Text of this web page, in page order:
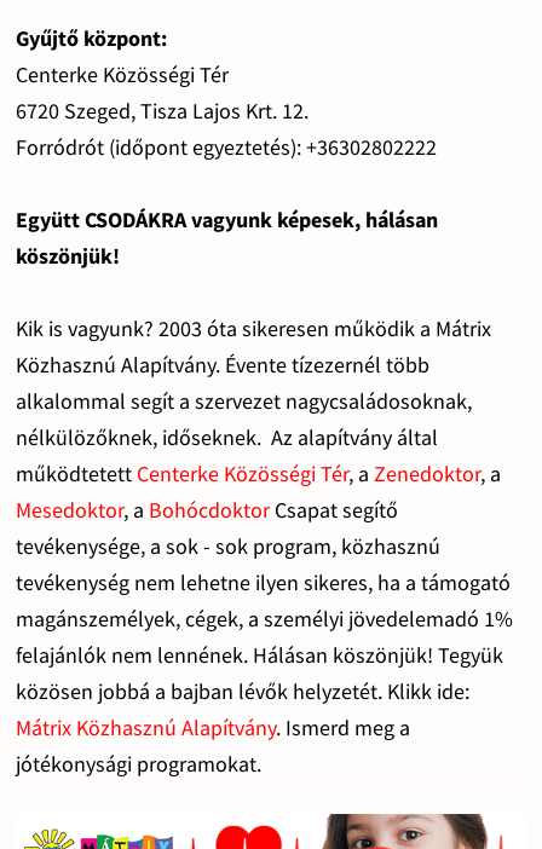
Gyűjtő központ:
Centerke Közösségi Tér
6720 Szeged, Tisza Lajos Krt. 12.
Forródrót (időpont egyeztetés): +36302802222
Együtt CSODÁKRA vagyunk képesek, hálásan
köszönjük!
Kik is vagyunk? 2003 óta sikeresen működik a Mátrix
Közhasznú Alapítvány. Évente tízezernél több
alkalommal segít a szervezet nagycsaládosoknak,
nélkülözőknek, időseknek. Az alapítvány által
működtetett Centerke Közösségi Tér, a Zenedoktor, a
Mesedoktor, a BohócdoktorCsapat segítő
tevékenysége, a sok - sok program, közhasznú
tevékenység nem lehetne ilyen sikeres, ha a támogató
magánszemélyek, cégek, a személyi jövedelemadó 1%
felajánlók nem lennének. Hálásan köszönjük! Tegyük
közösen jobbá a bajban lévők helyzetét. Klikk ide:
Mátrix Közhasznú Alapítvány. Ismerd meg a
jótékonysági programokat.